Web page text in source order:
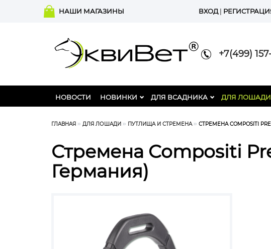
НАШИ МАГАЗИНЫ ВХОД|
+7(499)
НОВОСТИ НОВИНКИ ДЛЯ ВСАДНИКА ДЛЯ ЛОШАДИ
ГЛАВНАЯ ДЛЯ ЛОШАДИ ПУТЛИЩА И СТРЕМЕНА СТРЕМЕНА COMPOSITI
Стремена Compositi
Германия)